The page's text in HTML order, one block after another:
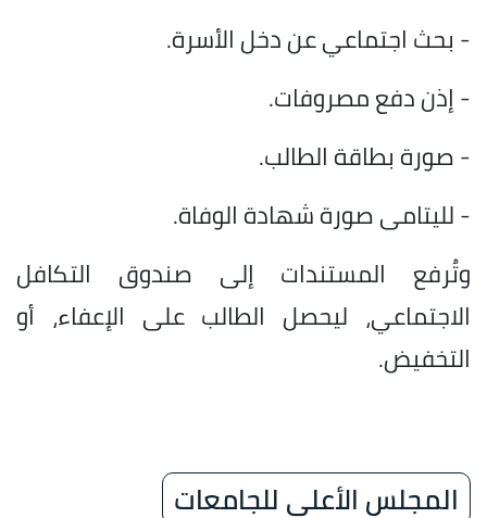
- بحث اجتماعي عن دخل الأسرة.
- إذن دفع مصروفات.
- صورة بطاقة الطالب.
- لليتامى صورة شهادة الوفاة.
وتُرفع المستندات إلى صندوق التكافل
الاجتماعي، ليحصل الطالب على الإعفاء، أو
التخفيض.
المجلس الأعلى للجامعات